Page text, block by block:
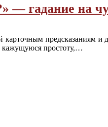
— гадание на
карточным предсказаниям
кажущуюся простоту,…